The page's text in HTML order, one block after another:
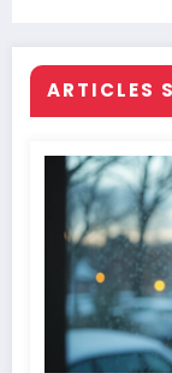
ARTICLES